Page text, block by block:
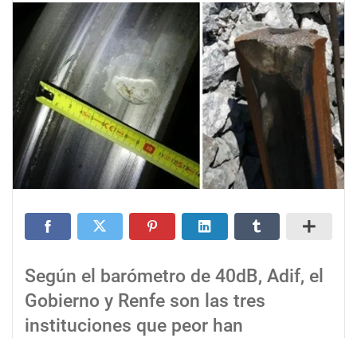
Según el barómetro de 40dB, Adif, el
Gobierno y Renfe son las tres
instituciones que peor han